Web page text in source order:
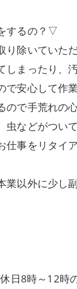
するの？▽
除いていた
まったり、
安心して作
で手荒れの
などがつい
仕事をリタイ
業以外に少
日8時～12時